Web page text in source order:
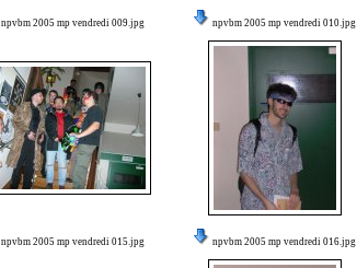
npvbm 2005 mp vendredi 009.jpg npvbm 2005 mp vendredi 010.jpg
npvbm 2005 mp vendredi 015.jpg npvbm 2005 mp vendredi 016.jpg